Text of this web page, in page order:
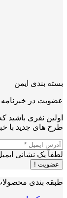
بسته بندی ایمن
عضویت در خبرنامه
اولین نفری
طرح های جدید با
لطفاً یک نشانی
عضویت !
طبقه بندی